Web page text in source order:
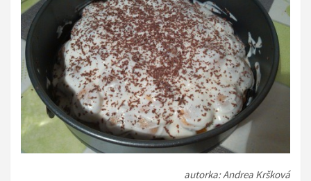
autorka: Andrea Kršková